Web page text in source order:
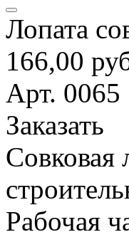
Лопата
166,00
Арт. 0065
Заказать
Совковая
Рабочая